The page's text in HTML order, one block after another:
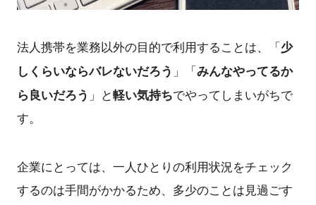
法人携帯を業務以外の目的で利用することは、「少
しくらいならバレないだろう 」「みんなやってるか
ら良いだろう 」と軽い気持ちでやってしまいがちで
す。
企業にとっては、一人ひとりの利用状況をチェック
するのは手間がかかるため、多少のことは見過ごす